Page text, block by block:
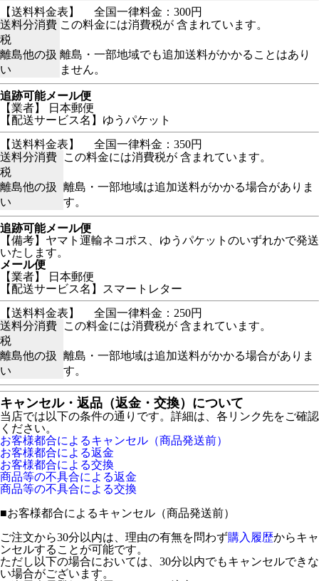
【送料料金表】
全国一律料金：300円
送料分消費
税
この料金には消費税が 含まれています。
離島他の扱
い
離島・一部地域でも追加送料がかかることはあり
ません。
追跡可能メール便
【業者】 日本郵便
【配送サービス名】ゆうパケット
【送料料金表】
全国一律料金：350円
送料分消費
税
この料金には消費税が 含まれています。
離島他の扱
い
離島・一部地域は追加送料がかかる場合がありま
す。
追跡可能メール便
【備考】ヤマト運輸ネコポス、ゆうパケットのいずれかで発送
いたします。
メール便
【業者】 日本郵便
【配送サービス名】スマートレター
【送料料金表】
全国一律料金：250円
送料分消費
税
この料金には消費税が 含まれています。
離島他の扱
い
離島・一部地域は追加送料がかかる場合がありま
す。
キャンセル・返品（返金・交換）について
当店では以下の条件の通りです。詳細は、各リンク先をご確認
ください。
お客様都合によるキャンセル（商品発送前）
お客様都合による返金
お客様都合による交換
商品等の不具合による返金
商品等の不具合による交換
■お客様都合によるキャンセル（商品発送前）
ご注文から30分以内は、理由の有無を問わず購入履歴からキャ
ンセルすることが可能です。
ただし以下の場合においては、30分以内でもキャンセルできな
い場合がございます。